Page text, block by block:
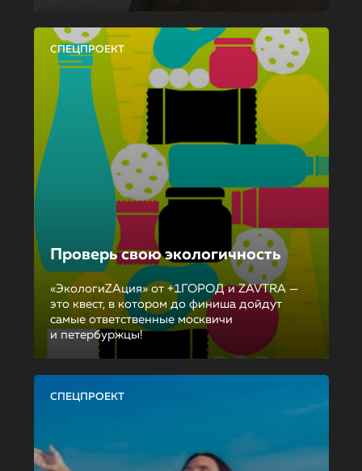
СПЕЦПРОЕКТ
Проверь свою экологичность
«ЭкологиZAция» от +1ГОРОД и ZAVTRA —
это квест, в котором до финиша дойдут
самые ответственные москвичи
и петербуржцы!
СПЕЦПРОЕКТ